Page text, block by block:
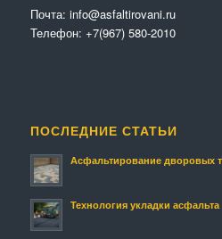
Почта: info@asfaltirovani.ru
Телефон: +7(967) 580-2010
ПОСЛЕДНИЕ СТАТЬИ
Асфальтирование дворовых
Технология укладки асфальта